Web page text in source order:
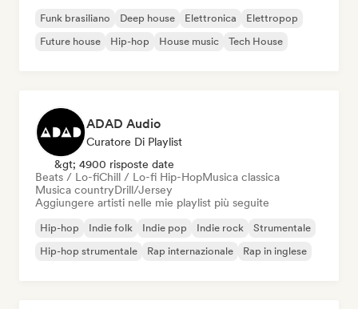
Funk brasiliano Deep house Elettronica
Elettropop
Future house
Hip-hop House music Tech House
ADAD Audio
Curatore Di Playlist
&gt; 4900 risposte date
Beats / Lo-fiChill / Lo-fi Hip-HopMusica classica
Musica countryDrill/Jersey
Aggiungere artisti nelle mie playlist più seguite
Hip-hop Indie folk Indie pop Indie rock
Strumentale
Hip-hop strumentale
Rap internazionale Rap in inglese